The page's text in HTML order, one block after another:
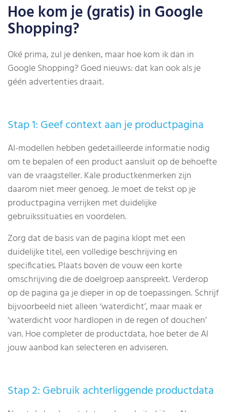
Hoe kom je (gratis) in Google
Shopping?
Oké prima, zul je denken, maar hoe kom ik dan in
Google Shopping? Goed nieuws: dat kan ook als je
géén advertenties draait.
Stap 1: Geef context aan je productpagina
AI-modellen hebben gedetailleerde informatie nodig
om te bepalen of een product aansluit op de behoefte
van de vraagsteller. Kale productkenmerken zijn
daarom niet meer genoeg. Je moet de tekst op je
productpagina verrijken met duidelijke
gebruikssituaties en voordelen.
Zorg dat de basis van de pagina klopt met een
duidelijke titel, een volledige beschrijving en
specificaties. Plaats boven de vouw een korte
omschrijving die de doelgroep aanspreekt. Verderop
op de pagina ga je dieper in op de toepassingen. Schrijf
bijvoorbeeld niet alleen ‘waterdicht’, maar maak er
‘waterdicht voor hardlopen in de regen of douchen’
van. Hoe completer de productdata, hoe beter de AI
jouw aanbod kan selecteren en adviseren.
Stap 2: Gebruik achterliggende productdata